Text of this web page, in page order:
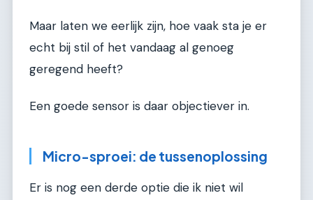
Maar laten we eerlijk zijn, hoe vaak sta je er
echt bij stil of het vandaag al genoeg
geregend heeft?
Een goede sensor is daar objectiever in.
Micro-sproei: de tussenoplossing
Er is nog een derde optie die ik niet wil